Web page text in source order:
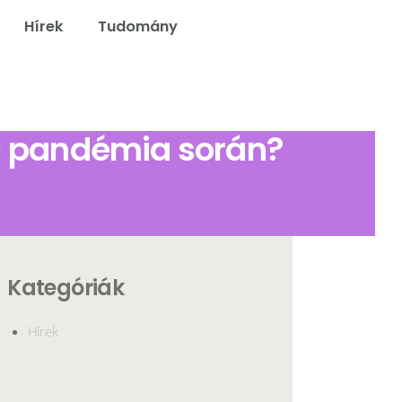
Hírek Tudomány
pandémia során?
Kategóriák
Hírek